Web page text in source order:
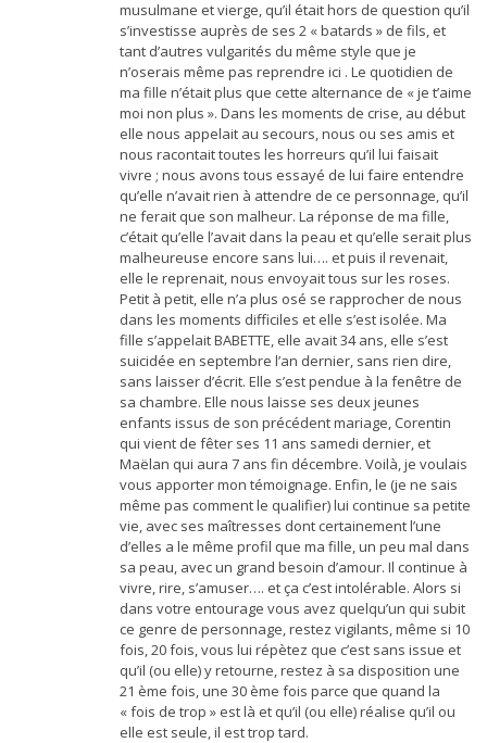
musulmane et vierge, qu’il était hors de question qu’il
s’investisse auprès de ses 2 « batards » de fils, et
tant d’autres vulgarités du même style que je
n’oserais même pas reprendre ici . Le quotidien de
ma fille n’était plus que cette alternance de « je t’aime
moi non plus ». Dans les moments de crise, au début
elle nous appelait au secours, nous ou ses amis et
nous racontait toutes les horreurs qu’il lui faisait
vivre ; nous avons tous essayé de lui faire entendre
qu’elle n’avait rien à attendre de ce personnage, qu’il
ne ferait que son malheur. La réponse de ma fille,
c’était qu’elle l’avait dans la peau et qu’elle serait plus
malheureuse encore sans lui…. et puis il revenait,
elle le reprenait, nous envoyait tous sur les roses.
Petit à petit, elle n’a plus osé se rapprocher de nous
dans les moments difficiles et elle s’est isolée. Ma
fille s’appelait BABETTE, elle avait 34 ans, elle s’est
suicidée en septembre l’an dernier, sans rien dire,
sans laisser d’écrit. Elle s’est pendue à la fenêtre de
sa chambre. Elle nous laisse ses deux jeunes
enfants issus de son précédent mariage, Corentin
qui vient de fêter ses 11 ans samedi dernier, et
Maëlan qui aura 7 ans fin décembre. Voilà, je voulais
vous apporter mon témoignage. Enfin, le (je ne sais
même pas comment le qualifier) lui continue sa petite
vie, avec ses maîtresses dont certainement l’une
d’elles a le même profil que ma fille, un peu mal dans
sa peau, avec un grand besoin d’amour. Il continue à
vivre, rire, s’amuser…. et ça c’est intolérable. Alors si
dans votre entourage vous avez quelqu’un qui subit
ce genre de personnage, restez vigilants, même si 10
fois, 20 fois, vous lui répètez que c’est sans issue et
qu’il (ou elle) y retourne, restez à sa disposition une
21 ème fois, une 30 ème fois parce que quand la
« fois de trop » est là et qu’il (ou elle) réalise qu’il ou
elle est seule, il est trop tard.